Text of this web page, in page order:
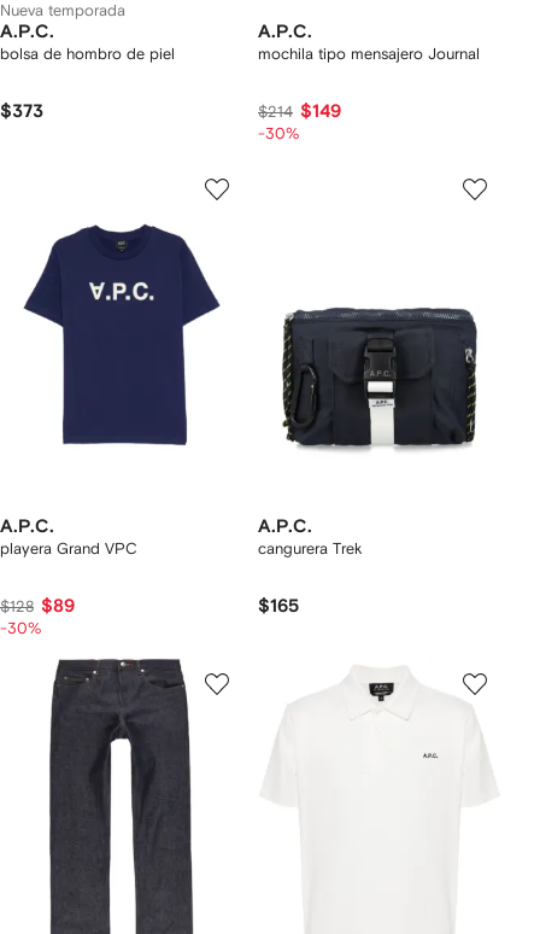
Nueva temporada
A.P.C.
bolsa de hombro de piel
$373
A.P.C.
mochila tipo mensajero Journal
$214 $149
-30%
A.P.C.
playera Grand VPC
$128 $89
-30%
A.P.C.
cangurera Trek
$165